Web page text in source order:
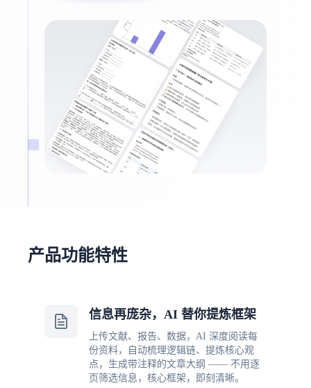
产品功能特性
信息再庞杂，AI 替你提炼框架
上传文献、报告、数据，AI 深度阅读每
份资料，自动梳理逻辑链、提炼核心观
点，生成带注释的文章大纲 —— 不用逐
页筛选信息，核心框架，即刻清晰。